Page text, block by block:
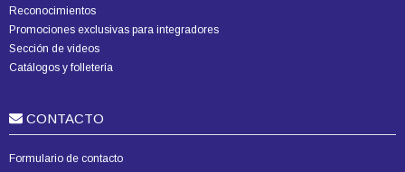
Reconocimientos
Promociones exclusivas para integradores
Sección de videos
Catálogos y folletería
CONTACTO
Formulario de contacto